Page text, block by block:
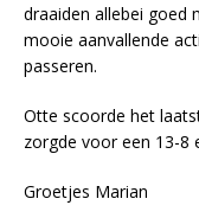
draaiden allebei goed
mooie aanvallende
passeren.
Otte scoorde het
zorgde voor een 13-8
Groetjes Marian